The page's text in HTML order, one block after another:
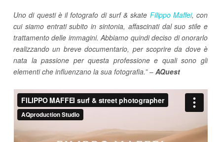
Uno di questi è il fotografo di surf & skate Filippo Maffei, con
cui siamo entrati subito in sintonia, affascinati dal suo stile e
trattamento delle immagini. Abbiamo quindi deciso di onorarlo
realizzando un breve documentario, per scoprire da dove è
nata la passione per questa professione e quali sono gli
elementi che influenzano la sua fotografia.”– AQuest